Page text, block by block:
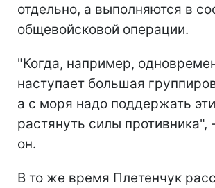
отдельно, а выполняются в
общевойсковой операции.
"Когда, например,
наступает большая
а с моря надо поддержать
растянуть силы противника",
он.
В то же время Плетенчук